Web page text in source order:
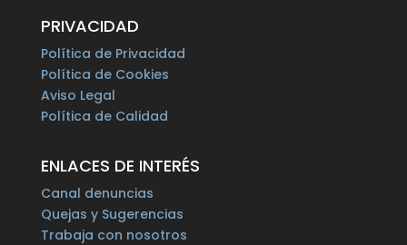
PRIVACIDAD
Política de Privacidad
Política de Cookies
Aviso Legal
Política de Calidad
ENLACES DE INTERÉS
Canal denuncias
Quejas y Sugerencias
Trabaja con nosotros